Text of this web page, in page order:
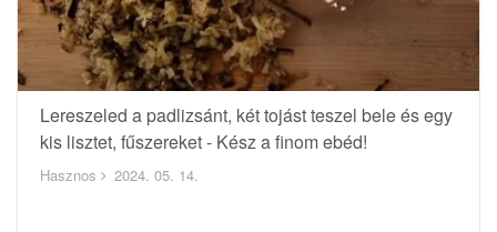
Lereszeled a padlizsánt, két tojást teszel bele és egy
kis lisztet, fűszereket - Kész a finom ebéd!
Hasznos 2024. 05. 14.